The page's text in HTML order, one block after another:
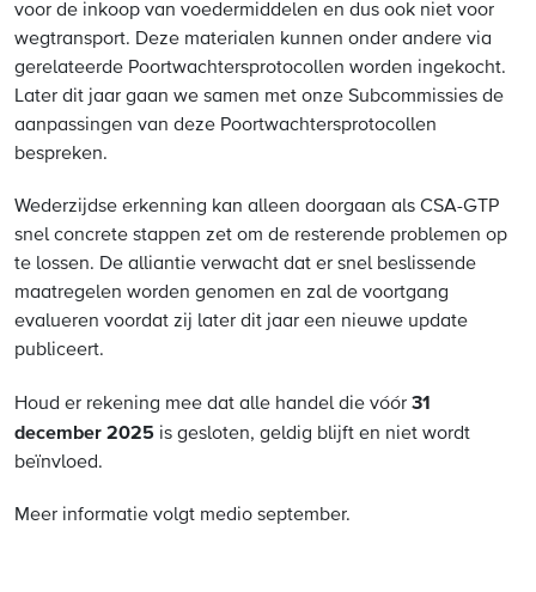
voor de inkoop van voedermiddelen en dus ook niet voor
wegtransport. Deze materialen kunnen onder andere via
gerelateerde Poortwachtersprotocollen worden ingekocht.
Later dit jaar gaan we samen met onze Subcommissies de
aanpassingen van deze Poortwachtersprotocollen
bespreken.
Wederzijdse erkenning kan alleen doorgaan als CSA-GTP
snel concrete stappen zet om de resterende problemen op
te lossen. De alliantie verwacht dat er snel beslissende
maatregelen worden genomen en zal de voortgang
evalueren voordat zij later dit jaar een nieuwe update
publiceert.
Houd er rekening mee dat alle handel die vóór 31
december 2025 is gesloten, geldig blijft en niet wordt
beïnvloed.
Meer informatie volgt medio september.